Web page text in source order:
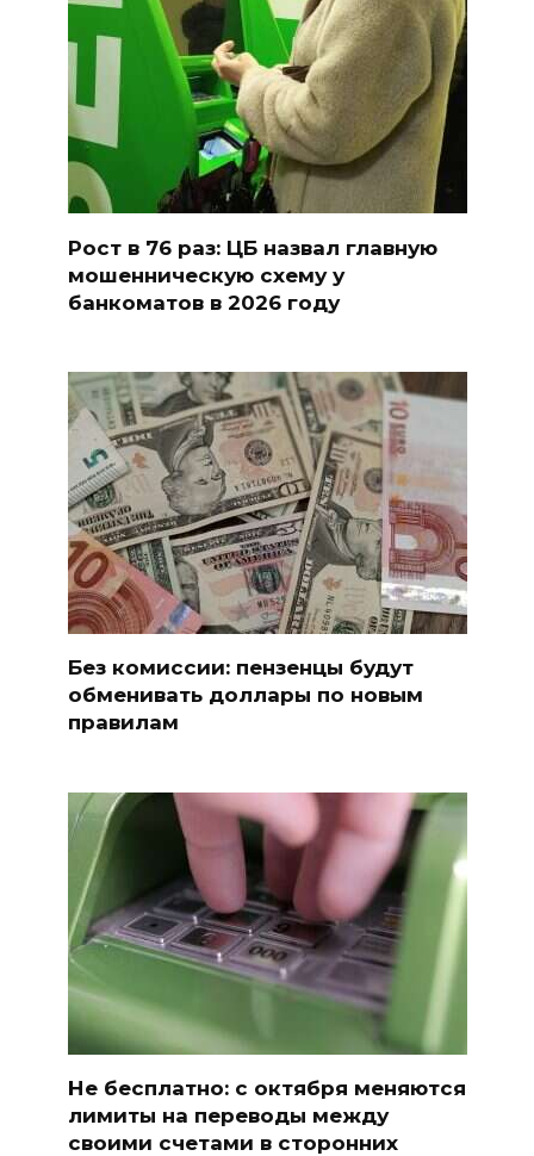
Рост в 76 раз: ЦБ назвал главную
мошенническую схему у
банкоматов в 2026 году
Без комиссии: пензенцы будут
обменивать доллары по новым
правилам
Не бесплатно: с октября меняются
лимиты на переводы между
своими счетами в сторонних